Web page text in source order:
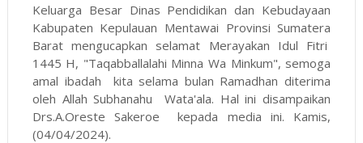
Keluarga Besar Dinas Pendidikan dan Kebudayaan
Kabupaten Kepulauan Mentawai Provinsi Sumatera
Barat mengucapkan selamat Merayakan Idul Fitri
1445 H, "Taqabballalahi Minna Wa Minkum", semoga
amal ibadah kita selama bulan Ramadhan diterima
oleh Allah Subhanahu Wata'ala. Hal ini disampaikan
Drs.A.Oreste Sakeroe kepada media ini. Kamis,
(04/04/2024).